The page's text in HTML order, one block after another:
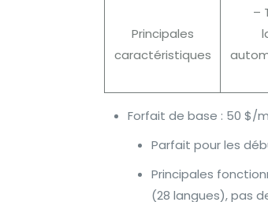
Principales
caractéristiques
–
Forfait de base : 50 $/
Parfait pour les
Principales
(28 langues), pas